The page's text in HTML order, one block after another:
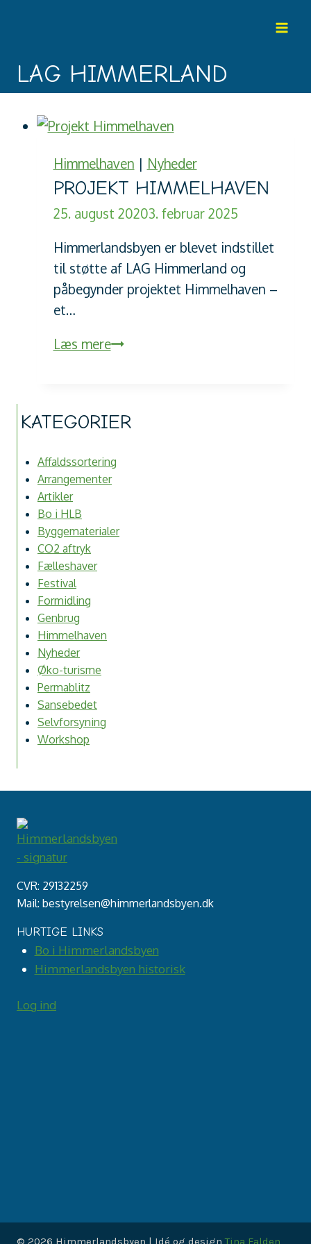
LAG HIMMERLAND
Himmelhaven | Nyheder
PROJEKT HIMMELHAVEN
25. august 20203. februar 2025
Himmerlandsbyen er blevet indstillet
til støtte af LAG Himmerland og
påbegynder projektet Himmelhaven –
et…
Læs mereProjekt
KATEGORIER
Affaldssortering
Arrangementer
Artikler
Bo i HLB
Byggematerialer
CO2 aftryk
Fælleshaver
Festival
Formidling
Genbrug
Himmelhaven
Nyheder
Øko-turisme
Permablitz
Sansebedet
Selvforsyning
Workshop
CVR: 29132259
Mail: bestyrelsen@himmerlandsbyen.dk
HURTIGE LINKS
Bo i Himmerlandsbyen
Himmerlandsbyen historisk
Log ind
© 2026 Himmerlandsbyen | Idé og designTina Falden